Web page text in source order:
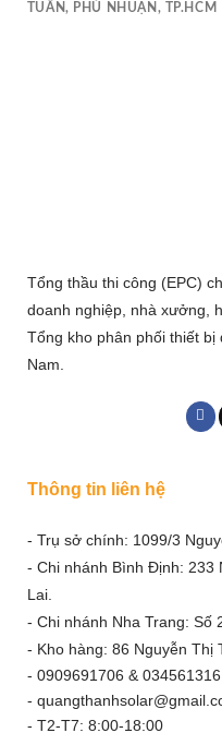
TUẤN, PHÚ NHUẬN, TP.HCM
Tổng thầu thi công (EPC)
doanh nghiệp, nhà xưởng,
Tổng kho phân phối thiết
Nam.
Thông tin liên hệ
- Trụ sở chính: 1099/3
- Chi nhánh Bình Định: 233
Lai.
- Chi nhánh Nha Trang: Số
- Kho hàng: 86 Nguyễn Thị
- 0909691706 &
-
- T2-T7: 8:00-18:00